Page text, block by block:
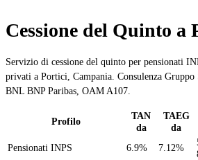
Cessione del Quinto a
Servizio di cessione del quinto per pensionati
privati a Portici, Campania. Consulenza
BNL BNP Paribas, OAM A107.
Profilo
TAN
da
TAEG
da
Pensionati INPS 6.9% 7.12%